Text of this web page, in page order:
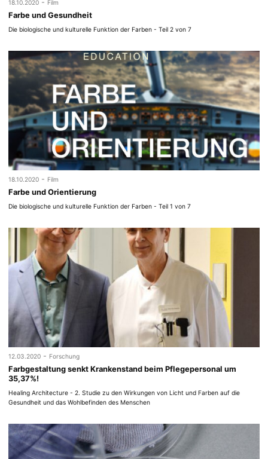
18.10.2020 - Film
Farbe und Gesundheit
Die biologische und kulturelle Funktion der Farben - Teil 2 von 7
18.10.2020 - Film
Farbe und Orientierung
Die biologische und kulturelle Funktion der Farben - Teil 1 von 7
12.03.2020 - Forschung
Farbgestaltung senkt Krankenstand beim Pflegepersonal um
35,37%!
Healing Architecture - 2. Studie zu den Wirkungen von Licht und Farben auf die
Gesundheit und das Wohlbefinden des Menschen